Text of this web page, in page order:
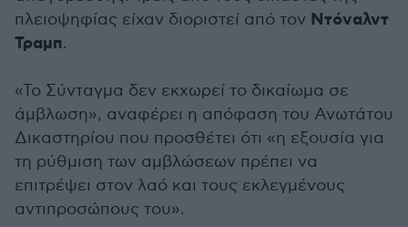
πλειοψηφίας είχαν διοριστεί από τον Ντόναλντ
Τραμπ.
«Το Σύνταγμα δεν εκχωρεί το δικαίωμα σε
άμβλωση», αναφέρει η απόφαση του Ανωτάτου
Δικαστηρίου που προσθέτει ότι «η εξουσία για
τη ρύθμιση των αμβλώσεων πρέπει να
επιτρέψει στον λαό και τους εκλεγμένους
αντιπροσώπους του».